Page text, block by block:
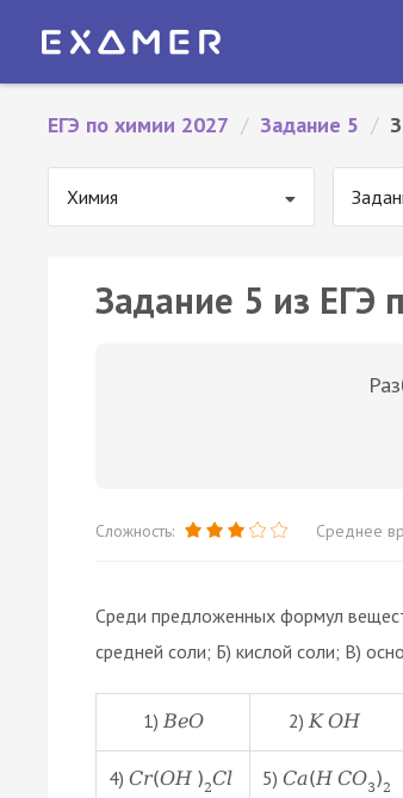
ЕГЭ по химии 2027 / Задание 5 /
Химия
Задание 5 из ЕГЭ
Сложность: Среднее
Среди предложенных формул
средней соли; Б) кислой соли; В)
1) BeO 2) KOH
4)Cr(OH )2Cl 5)Ca(H CO3)2